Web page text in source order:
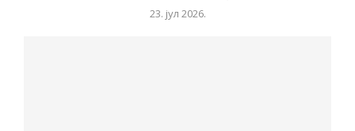
23. јул 2026.